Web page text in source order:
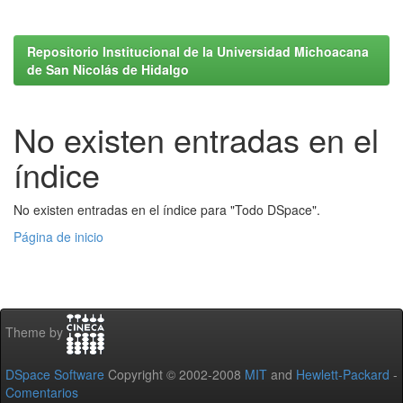
Repositorio Institucional de la Universidad Michoacana
de San Nicolás de Hidalgo
No existen entradas en el
índice
No existen entradas en el índice para "Todo DSpace".
Página de inicio
Theme by
DSpace Software Copyright © 2002-2008 MIT and Hewlett-Packard -
Comentarios